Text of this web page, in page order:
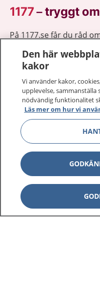
1177–tryggt
På 1177.se får du råd
Logga in för att läsa din
vårdärenden. Ring
sjukvårdsrådgivning
1177 ger dig råd när
1177 på flera språk
Om 1177
Den här
kakor
Vi använder kakor,
upplevelse,
nödvändig funktionalitet
Läs mer om hur vi